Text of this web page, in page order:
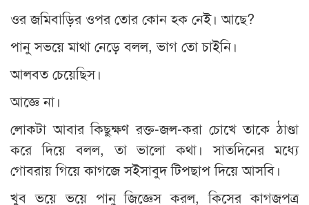
ওর জমিবাড়ির ওপর তোর কোন হক নেই। আছে?
পানু সভয়ে মাথা নেড়ে বলল, ভাগ তো চাইনি।
আলবত চেয়েছিস।
আজ্ঞে না।
লোকটা আবার কিছুক্ষণ রক্ত-জল-করা চোখে তাকে ঠাণ্ডা
করে দিয়ে বলল, তা ভালো কথা। সাতদিনের মধ্যে
গোবরায় গিয়ে কাগজে সইসাবুদ টিপছাপ দিয়ে আসবি।
খুব ভয়ে ভয়ে পানু জিজ্ঞেস করল, কিসের কাগজপত্র